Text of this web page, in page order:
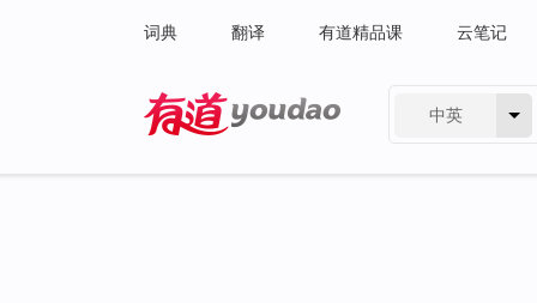
词典 翻译 有道精品课 云笔记
中英